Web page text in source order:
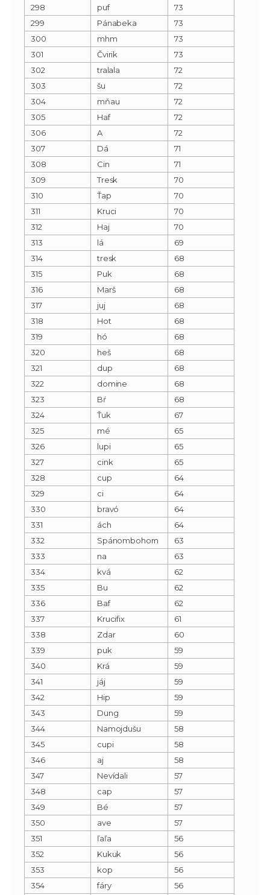
298 puf
73
299
Pánabeka
73
300
mhm
73
301
Čvirik
73
302
tralala
72
303
šu
72
304
mňau
72
305
Haf
72
306
A
72
307
Dá
71
308
Cin
71
309
Tresk
70
310
Ťap
70
311
Kruci
70
312
Haj
70
313
lá
69
314
tresk
68
315
Puk
68
316
Marš
68
317
juj
68
318
Hot
68
319
hó
68
320
heš
68
321
dup
68
322
domine
68
323
Bŕ
68
324
Ťuk
67
325
mé
65
326
lupi
65
327
cink
65
328
cup
64
329
ci
64
330
bravó
64
331
ách
64
332
Spánombohom
63
333
na
63
334
kvá
62
335
Bu
62
336
Baf
62
337
Krucifix
61
338
Zdar
60
339
puk
59
340
Krá
59
341
jáj
59
342
Hip
59
343
Dung
59
344
Namojdušu
58
345
cupi
58
346
aj
58
347
Nevídali
57
348
cap
57
349
Bé
57
350
ave
57
351
ľaľa
56
352
Kukuk
56
353
kop
56
354
fáry
56